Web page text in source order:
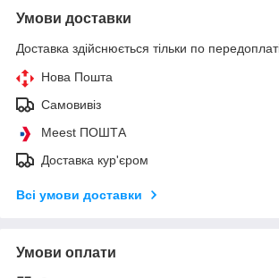
Умови доставки
Доставка здійснюється тільки по
Нова Пошта
Самовивіз
Meest ПОШТА
Доставка кур'єром
Всі умови доставки
Умови оплати